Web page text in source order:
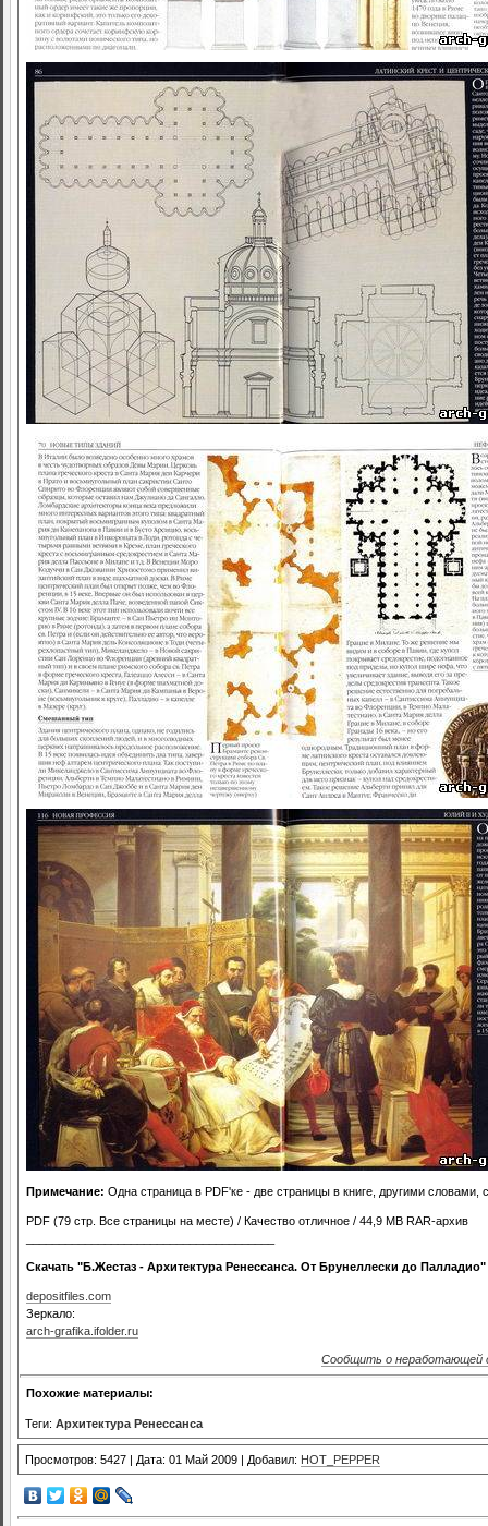
Примечание: Одна страница в PDF'ке - две страницы в книге, другими словами,
PDF (79 стр. Все страницы на месте) / Качество отличное / 44,9 MB RAR-архив
Скачать "Б.Жестаз - Архитектура Ренессанса. От Брунеллески до Палладио"
depositfiles.com
Зеркало:
arch-grafika.ifolder.ru
Сообщить о неработающей
Похожие материалы:
Теги: Архитектура Ренессанса
Просмотров: 5427 | Дата: 01 Май 2009 | Добавил: HOT_PEPPER